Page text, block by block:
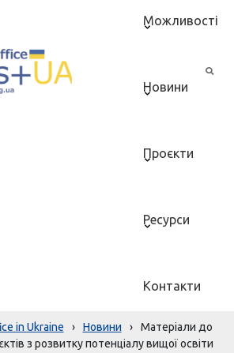
Можливості
Новини
Проєкти
Ресурси
Контакти
in Ukraine › Новини ›
Матеріали до
з розвитку потенціалу вищої освіти